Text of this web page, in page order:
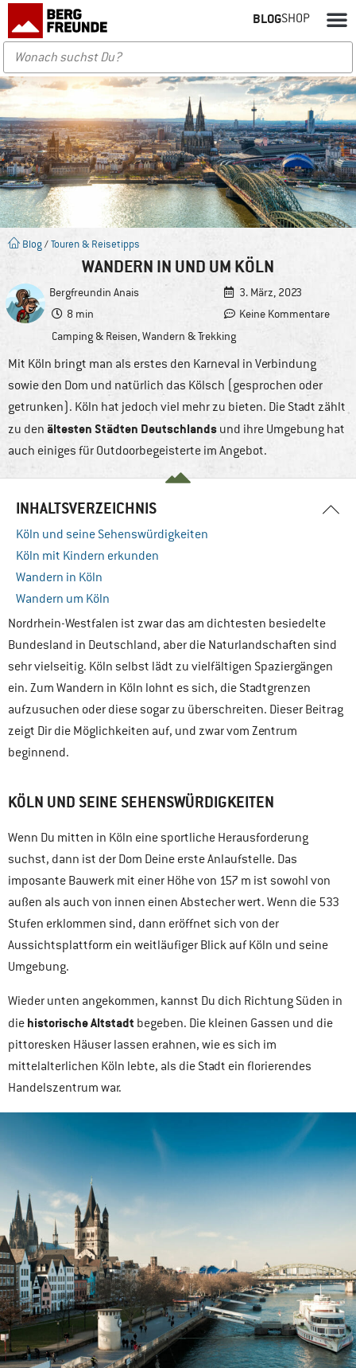
BLOGSHOP
Blog /Touren & Reisetipps
WANDERN IN UND UM KÖLN
Bergfreundin Anais
3. März, 2023
8 min
Keine Kommentare
Camping & Reisen,Wandern & Trekking
Mit Köln bringt man als erstes den Karneval in Verbindung
sowie den Dom und natürlich das Kölsch (gesprochen oder
getrunken). Köln hat jedoch viel mehr zu bieten. Die Stadt zählt
zu den ältesten Städten Deutschlands und ihre Umgebung hat
auch einiges für Outdoorbegeisterte im Angebot.
INHALTSVERZEICHNIS
Köln und seine Sehenswürdigkeiten
Köln mit Kindern erkunden
Wandern in Köln
Wandern um Köln
Nordrhein-Westfalen ist zwar das am dichtesten besiedelte
Bundesland in Deutschland, aber die Naturlandschaften sind
sehr vielseitig. Köln selbst lädt zu vielfältigen Spaziergängen
ein. Zum Wandern in Köln lohnt es sich, die Stadtgrenzen
aufzusuchen oder diese sogar zu überschreiten. Dieser Beitrag
zeigt Dir die Möglichkeiten auf, und zwar vom Zentrum
beginnend.
KÖLN UND SEINE SEHENSWÜRDIGKEITEN
Wenn Du mitten in Köln eine sportliche Herausforderung
suchst, dann ist der Dom Deine erste Anlaufstelle. Das
imposante Bauwerk mit einer Höhe von 157 m ist sowohl von
außen als auch von innen einen Abstecher wert. Wenn die 533
Stufen erklommen sind, dann eröffnet sich von der
Aussichtsplattform ein weitläufiger Blick auf Köln und seine
Umgebung.
Wieder unten angekommen, kannst Du dich Richtung Süden in
die historische Altstadt begeben. Die kleinen Gassen und die
pittoresken Häuser lassen erahnen, wie es sich im
mittelalterlichen Köln lebte, als die Stadt ein florierendes
Handelszentrum war.